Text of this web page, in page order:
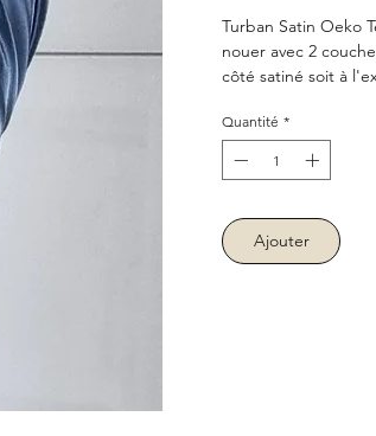
Turban Satin Oeko
nouer avec 2
côté satiné soit à
cheveux du
Quantité *
Ajouter